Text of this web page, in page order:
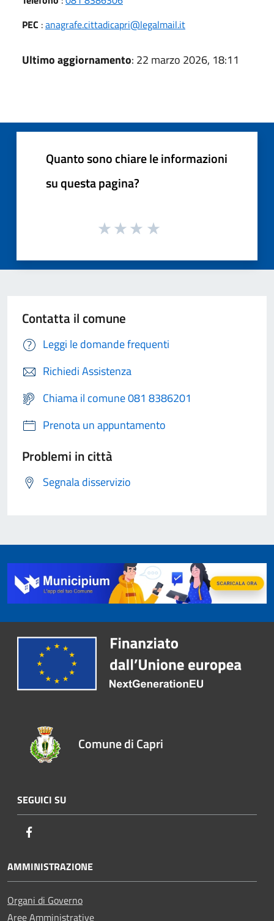
PEC :anagrafe.cittadicapri@legalmail.it
Ultimo aggiornamento: 22 marzo 2026, 18:11
Quanto sono chiare le informazioni
su questa pagina?
Contatta il comune
Leggi le domande frequenti
Richiedi Assistenza
Chiama il comune 081 8386201
Prenota un appuntamento
Problemi in città
Segnala disservizio
Comune di Capri
SEGUICI SU
AMMINISTRAZIONE
Organi di Governo
Aree Amministrative